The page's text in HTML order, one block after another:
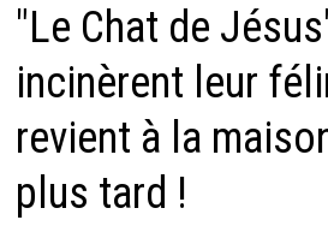
"Le Chat de
incinèrent leur
revient à la
plus tard !